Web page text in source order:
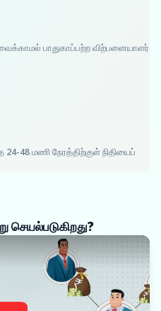
பாதுகாப்பற்ற விற்பனையாளர்
48 மணி நேரத்திற்குள் நிதியைப்